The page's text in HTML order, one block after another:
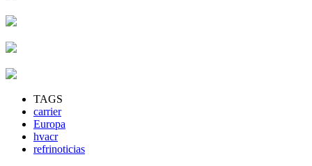
TAGS
carrier
Europa
hvacr
refrinoticias